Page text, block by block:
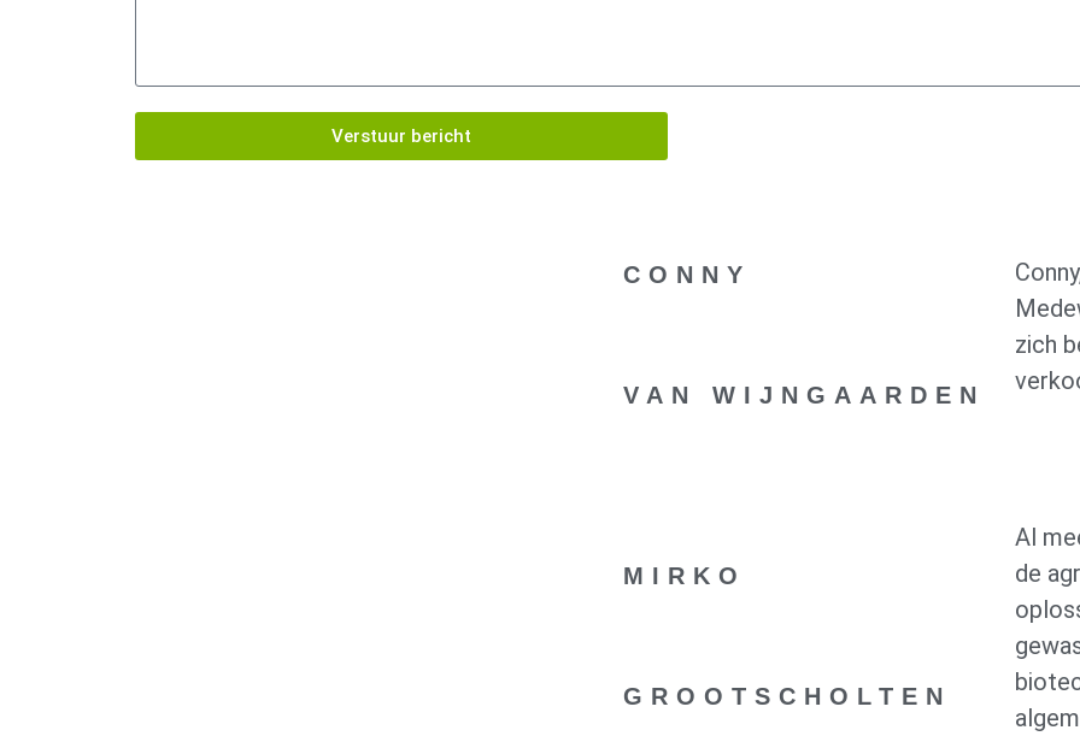
Verstuur bericht
CONNY
VAN WIJNGAARDEN
zich
MIRKO
GROOTSCHOLTEN
Al
de